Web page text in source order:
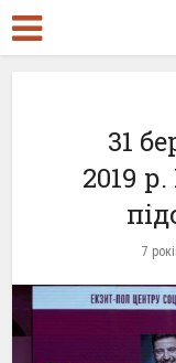
31
2019
7